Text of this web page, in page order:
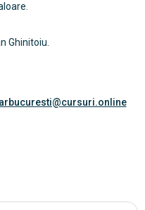
Ghinitoiu.